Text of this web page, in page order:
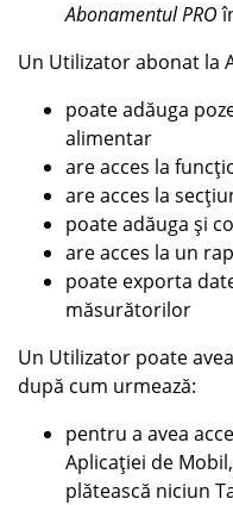
Abonamentul PRO
Un Utilizator abonat la
poate adăuga
alimentar
are acces la
are acces la
poate adăuga și
are acces la un
poate exporta
măsurătorilor
Un Utilizator poate
după cum urmează:
pentru a avea
Aplicației de
plătească niciun